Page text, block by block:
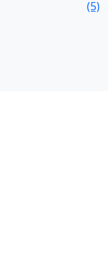
(5)